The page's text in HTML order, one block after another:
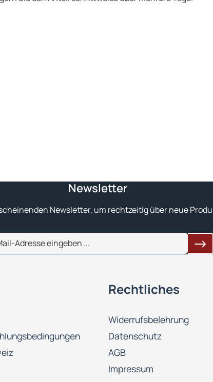
Newsletter
Newsletter, um rechtzeitig über neue
Rechtliches
Widerrufsbelehrung
Datenschutz
AGB
Impressum